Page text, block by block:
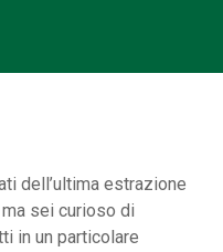
dell’ultima estrazione
sei curioso di
in un particolare